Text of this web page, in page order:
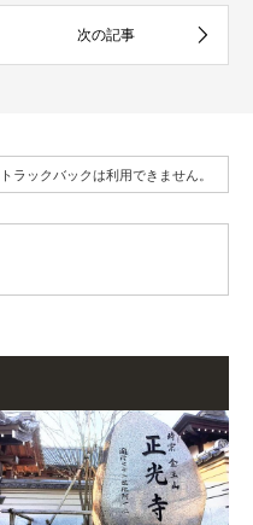
トラックバックは利用できません。